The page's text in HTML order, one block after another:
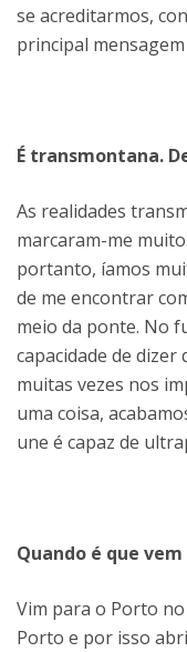
se acreditarmos,
principal
É transmontana.
As realidades
marcaram-me
portanto, íamos
de me encontrar
meio da ponte. No
capacidade de
muitas vezes nos
uma coisa,
une é capaz de
Quando é que
Vim para o Porto no
Porto e por isso